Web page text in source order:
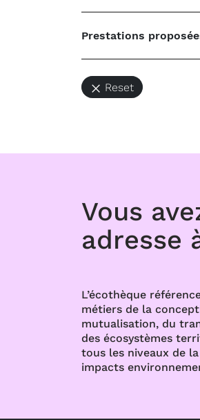
Prestations
Reset
Vous
adresse
L’écothèque
métiers de la
mutualisation, du
des écosystèmes
tous les niveaux de
impacts